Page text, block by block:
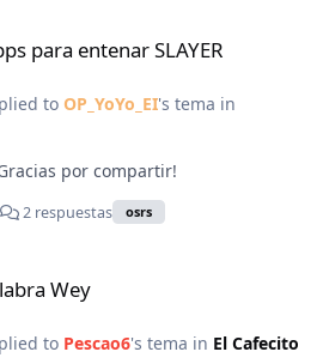
para entenar SLAYER
to OP_YoYo_EI's tema in
por compartir!
2 respuestas osrs
Wey
to Pescao6's tema in El Cafecito